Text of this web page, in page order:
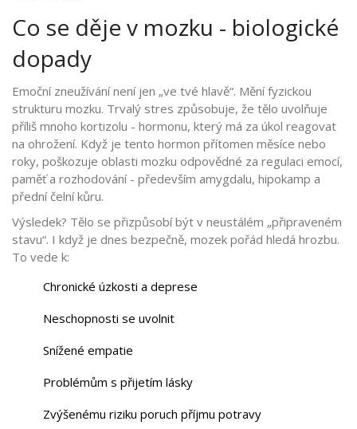
Co se děje v mozku - biologické
dopady
Emoční zneužívání není jen „ve tvé hlavě“. Mění fyzickou
strukturu mozku. Trvalý stres způsobuje, že tělo uvolňuje
příliš mnoho kortizolu - hormonu, který má za úkol reagovat
na ohrožení. Když je tento hormon přítomen měsíce nebo
roky, poškozuje oblasti mozku odpovědné za regulaci emocí,
paměť a rozhodování - především amygdalu, hipokamp a
přední čelní kůru.
Výsledek? Tělo se přizpůsobí být v neustálém „připraveném
stavu“. I když je dnes bezpečně, mozek pořád hledá hrozbu.
To vede k:
Chronické úzkosti a deprese
Neschopnosti se uvolnit
Snížené empatie
Problémům s přijetím lásky
Zvýšenému riziku poruch příjmu potravy